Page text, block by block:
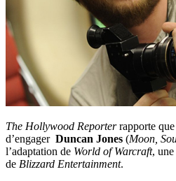
The Hollywood Reporterrapporte que
d’engager Duncan Jones (Moon,
l’adaptation de World of Warcraft,
de Blizzard Entertainment.